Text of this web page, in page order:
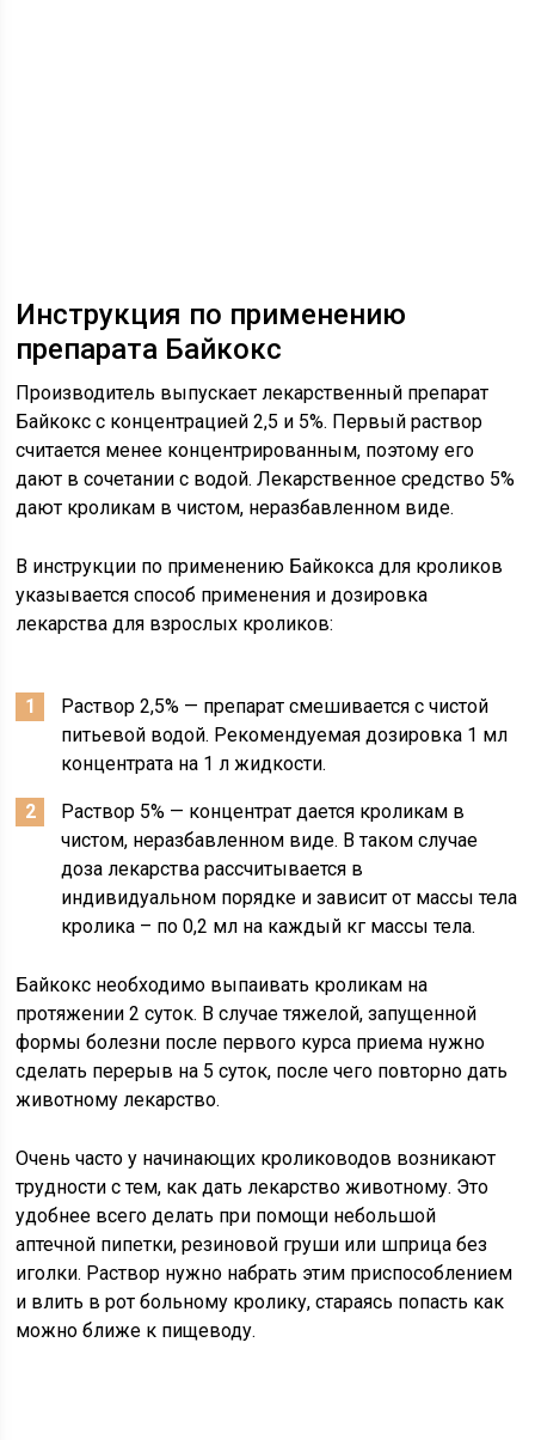
Инструкция по применению
препарата Байкокс
Производитель выпускает лекарственный препарат
Байкокс с концентрацией 2,5 и 5%. Первый раствор
считается менее концентрированным, поэтому его
дают в сочетании с водой. Лекарственное средство 5%
дают кроликам в чистом, неразбавленном виде.
В инструкции по применению Байкокса для кроликов
указывается способ применения и дозировка
лекарства для взрослых кроликов:
Раствор 2,5% — препарат смешивается с чистой
питьевой водой. Рекомендуемая дозировка 1 мл
концентрата на 1 л жидкости.
Раствор 5% — концентрат дается кроликам в
чистом, неразбавленном виде. В таком случае
доза лекарства рассчитывается в
индивидуальном порядке и зависит от массы тела
кролика – по 0,2 мл на каждый кг массы тела.
Байкокс необходимо выпаивать кроликам на
протяжении 2 суток. В случае тяжелой, запущенной
формы болезни после первого курса приема нужно
сделать перерыв на 5 суток, после чего повторно дать
животному лекарство.
Очень часто у начинающих кролиководов возникают
трудности с тем, как дать лекарство животному. Это
удобнее всего делать при помощи небольшой
аптечной пипетки, резиновой груши или шприца без
иголки. Раствор нужно набрать этим приспособлением
и влить в рот больному кролику, стараясь попасть как
можно ближе к пищеводу.